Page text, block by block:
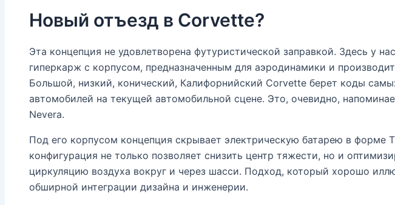
Новый отъезд в Corvette?
Эта концепция не удовлетворена футуристической заправкой. Здесь у
гиперкарж с корпусом, предназначенным для аэродинамики и
Большой, низкий, конический, Калифорнийский Corvette берет коды
автомобилей на текущей автомобильной сцене. Это, очевидно,
Nevera.
Под его корпусом концепция скрывает электрическую батарею в форме
конфигурация не только позволяет снизить центр тяжести, но и
циркуляцию воздуха вокруг и через шасси. Подход, который хорошо
обширной интеграции дизайна и инженерии.